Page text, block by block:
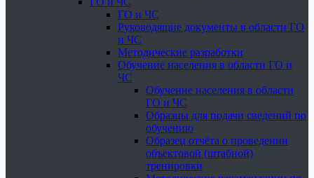
ГО и ЧС
Руководящие документы в области ГО
и ЧС
Методические разработки
Обучение населения в области ГО и
ЧС
Обучение населения в области
ГО и ЧС
Образцы для подачи сведений по
обучению
Образец отчёта о проведении
объектовой (штабной)
тренировки